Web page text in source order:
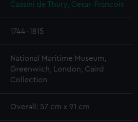
Cassini de Thury, Cesar-Francois
1744-1815
National Maritime Museum,
Greenwich, London, Caird
Collection
Overall: 57 cm x 91 cm